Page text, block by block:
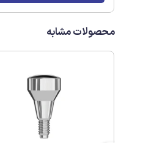
محصولات مشابه